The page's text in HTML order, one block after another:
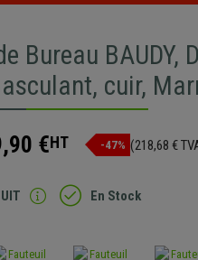
Bureau BAUDY,
cuir,
€HT -47% (218,68 €
En Stock